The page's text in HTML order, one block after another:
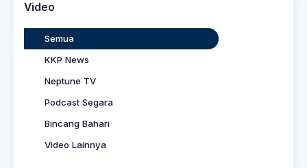
Video
Semua
KKP News
Neptune TV
Podcast Segara
Bincang Bahari
Video Lainnya